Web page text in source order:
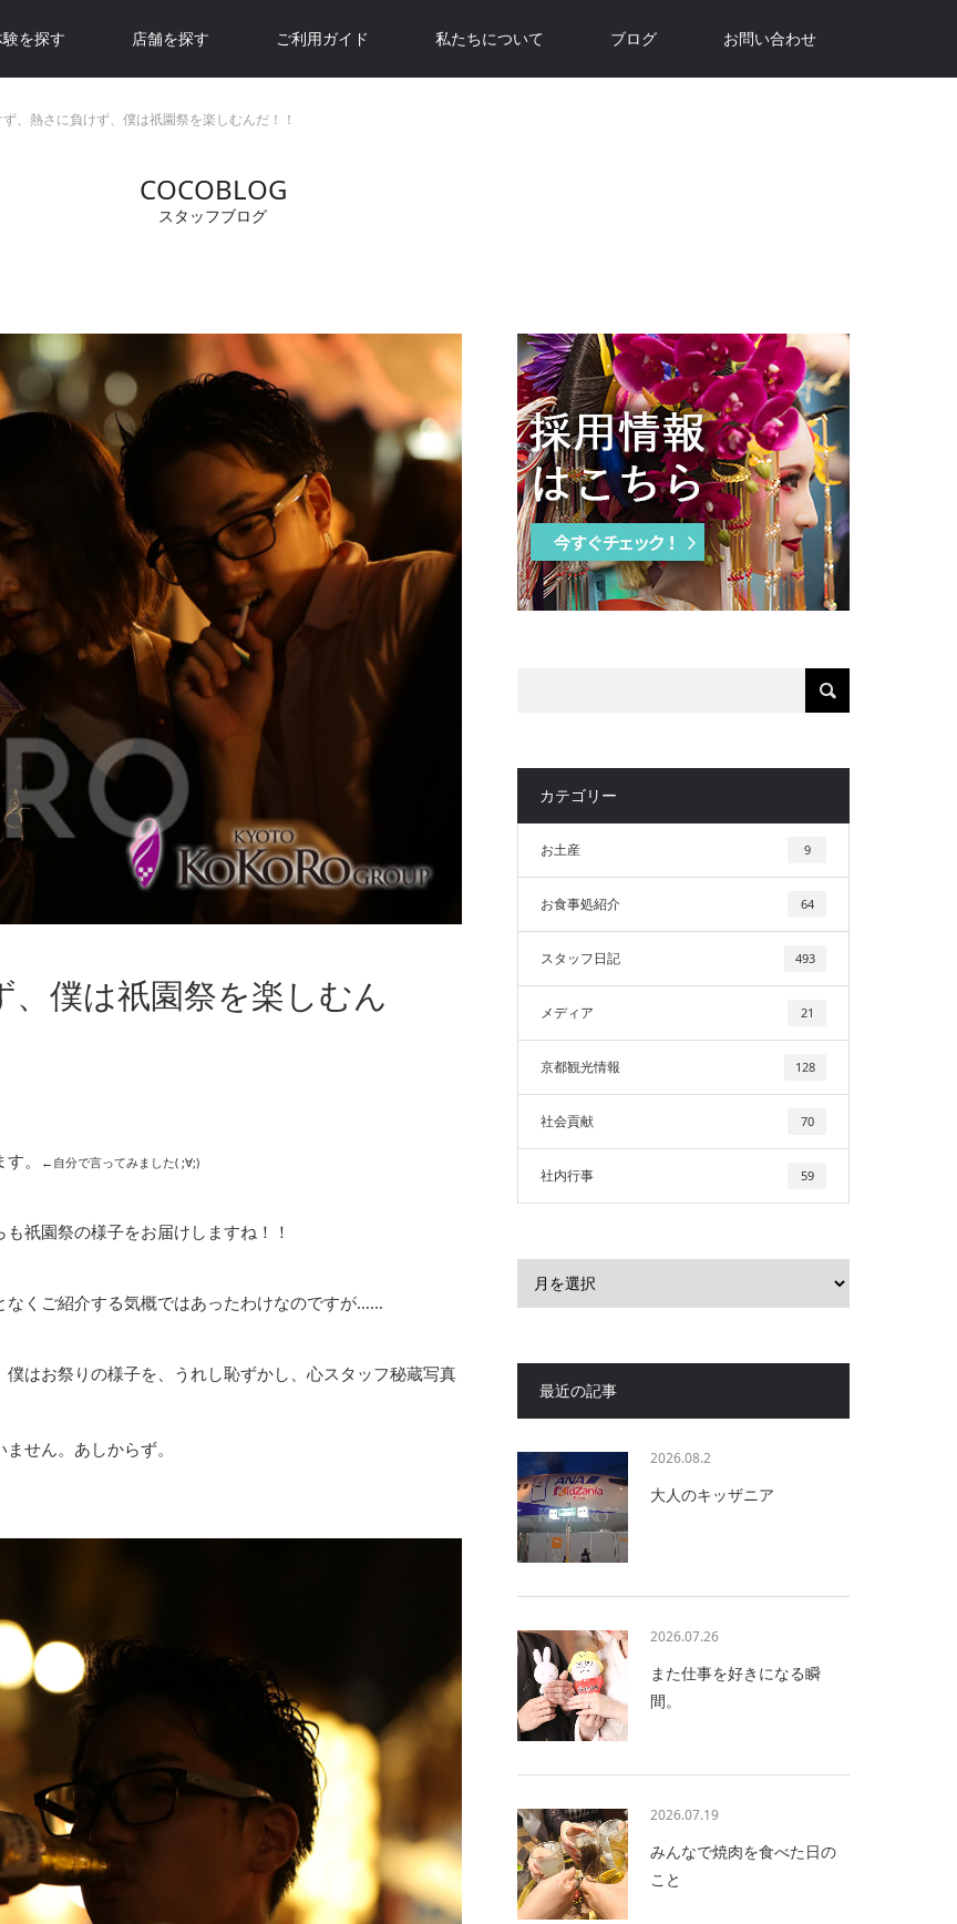
を探す 店舗を探す ご利用ガイド 私たちについて ブログ お問い合わせ
、熱さに負けず、僕は祇園祭を楽しむんだ！！
COCOBLOG
スタッフブログ
僕は祇園祭を楽しむん
。
←自分で言ってみました( ;∀;)
祇園祭の様子をお届けしますね！！
なくご紹介する気概ではあったわけなのですが……
はお祭りの様子を、うれし恥ずかし、心スタッフ秘蔵写真
せん。あしからず。
カテゴリー
お土産 9
お食事処紹介 64
スタッフ日記 493
メディア 21
京都観光情報 128
社会貢献 70
社内行事 59
最近の記事
2026.08.2
大人のキッザニア
2026.07.26
また仕事を好きになる瞬
間。
2026.07.19
みんなで焼肉を食べた日の
こと